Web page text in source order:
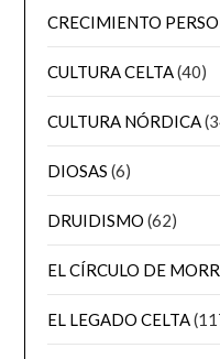
CRECIMIENTO
CULTURA CELTA(40)
CULTURA NÓRDICA
DIOSAS (6)
DRUIDISMO (62)
EL CÍRCULO DE
EL LEGADO CELTA